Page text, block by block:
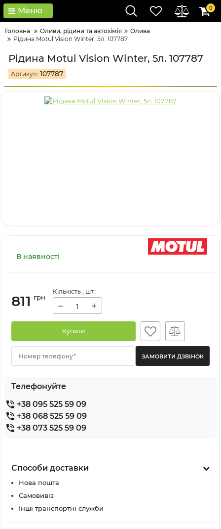
Меню 0
Головна Оливи, рідини та автохімія
Олива
Рідина Motul Vision Winter, 5л. 107787
Рідина Motul Vision Winter, 5л. 107787
Артикул: 107787
В наявності
811 грн
Кількість , шт :
− +
Купити
Номер телефону*
Телефонуйте
+38 095 525 59 09
+38 068 525 59 09
+38 073 525 59 09
Способи доставки
Нова пошта
Самовивіз
Інші транспортні служби